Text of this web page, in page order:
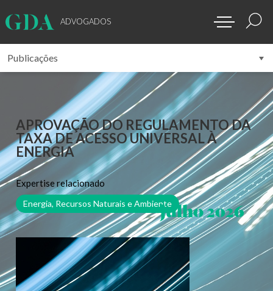
ADVOGADOS
APROVAÇÃO DO REGULAMENTO DA
TAXA DE ACESSO UNIVERSAL À
ENERGIA
Expertise relacionado
Energia, Recursos Naturais e Ambientejulho 2026